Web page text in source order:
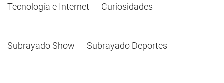
Tecnología e Internet
Curiosidades
Subrayado Show Subrayado Deportes